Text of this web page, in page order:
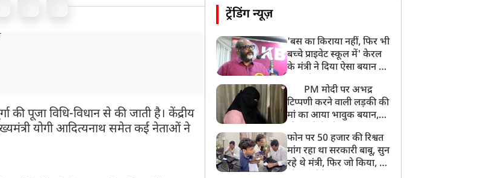
की पूजा विधि-विधान से की जाती है। केंद्रीय
योगी आदित्यनाथ समेत कई नेताओं ने
ट्रेंडिंग न्यूज़
'बस का किराया नहीं, फिर भी
बच्चे प्राइवेट स्कूल में' केरल
के मंत्री ने दिया ऐसा बयान की
PM मोदी पर अभद्र
टिप्पणी करने वाली लड़की की
मां का आया भावुक बयान,
बेटी को गोद लें प्रधानमंत्री
फोन पर 50 हजार की रिश्वत
मांग रहा था सरकारी बाबू, सुन
रहे थे मंत्री, फिर जो किया, वो